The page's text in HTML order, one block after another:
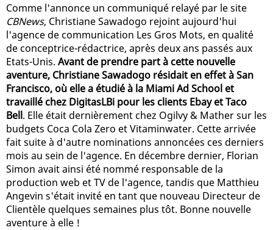
Comme l'annonce un communiqué relayé par le site
CBNews, Christiane Sawadogo rejoint aujourd'hui
l'agence de communication Les Gros Mots, en qualité
de conceptrice-rédactrice, après deux ans passés aux
Etats-Unis. Avant de prendre part à cette nouvelle
aventure, Christiane Sawadogo résidait en effet à San
Francisco, où elle a étudié à la Miami Ad School et
travaillé chez DigitasLBi pour les clients Ebay et Taco
Bell. Elle était dernièrement chez Ogilvy & Mather sur les
budgets Coca Cola Zero et Vitaminwater. Cette arrivée
fait suite à d'autre nominations annoncées ces derniers
mois au sein de l'agence. En décembre dernier, Florian
Simon avait ainsi été nommé responsable de la
production web et TV de l'agence, tandis que Matthieu
Angevin s'était invité en tant que nouveau Directeur de
Clientèle quelques semaines plus tôt. Bonne nouvelle
aventure à elle !